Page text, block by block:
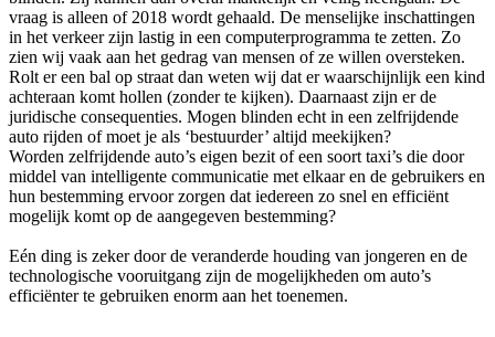
vraag is alleen of 2018 wordt gehaald. De menselijke inschattingen
in het verkeer zijn lastig in een computerprogramma te zetten. Zo
zien wij vaak aan het gedrag van mensen of ze willen oversteken.
Rolt er een bal op straat dan weten wij dat er waarschijnlijk een kind
achteraan komt hollen (zonder te kijken). Daarnaast zijn er de
juridische consequenties. Mogen blinden echt in een zelfrijdende
auto rijden of moet je als ‘bestuurder’ altijd meekijken?
Worden zelfrijdende auto’s eigen bezit of een soort taxi’s die door
middel van intelligente communicatie met elkaar en de gebruikers en
hun bestemming ervoor zorgen dat iedereen zo snel en efficiënt
mogelijk komt op de aangegeven bestemming?
Eén ding is zeker door de veranderde houding van jongeren en de
technologische vooruitgang zijn de mogelijkheden om auto’s
efficiënter te gebruiken enorm aan het toenemen.